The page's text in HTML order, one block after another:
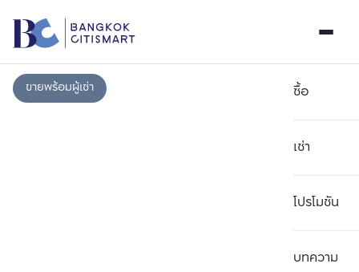
ซื้อ
เช่า
โปรโมชัน
บทความ
ขายพร้อมผู้เช่า